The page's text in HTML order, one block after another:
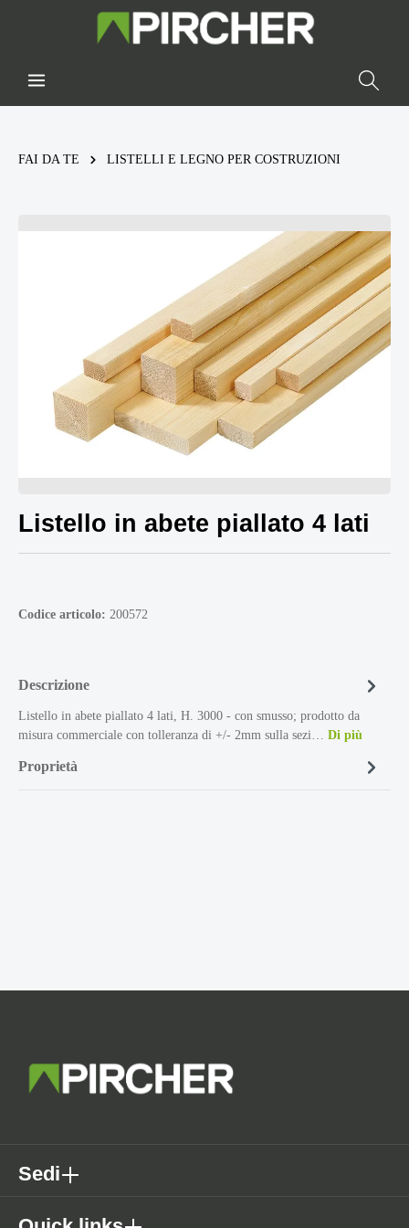
FAI DA TE LISTELLI E LEGNO PER COSTRUZIONI
Listello in abete piallato 4 lati
Codice articolo: 200572
Descrizione
Listello in abete piallato 4 lati, H. 3000 - con smusso; prodotto da
misura commerciale con tolleranza di +/- 2mm sulla sezi… Di più
Proprietà
Sedi